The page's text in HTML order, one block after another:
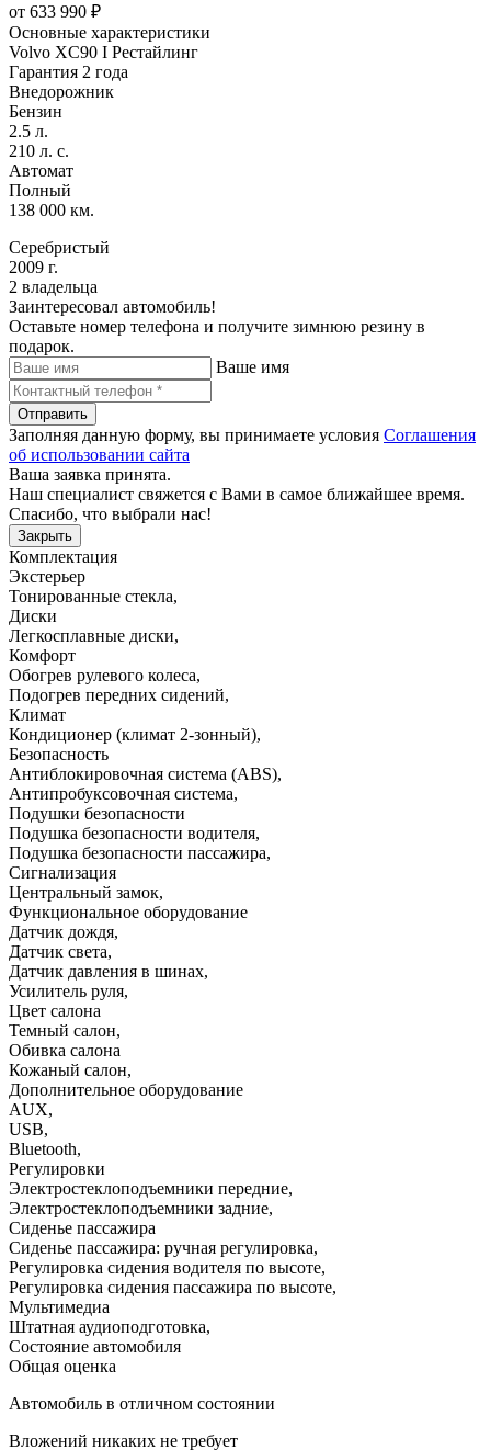
от 633 990 ₽
Основные характеристики
Volvo XC90 I Рестайлинг
Гарантия 2 года
Внедорожник
Бензин
2.5 л.
210 л. с.
Автомат
Полный
138 000 км.
Серебристый
2009 г.
2 владельца
Заинтересовал автомобиль!
Оставьте номер телефона и получите зимнюю резину в
подарок.
Ваше имя
Отправить
Заполняя данную форму, вы принимаете условия Соглашения
об использовании сайта
Ваша заявка принята.
Наш специалист свяжется с Вами в самое ближайшее время.
Спасибо, что выбрали нас!
Закрыть
Комплектация
Экстерьер
Тонированные стекла,
Диски
Легкосплавные диски,
Комфорт
Обогрев рулевого колеса,
Подогрев передних сидений,
Климат
Кондиционер (климат 2-зонный),
Безопасность
Антиблокировочная система (ABS),
Антипробуксовочная система,
Подушки безопасности
Подушка безопасности водителя,
Подушка безопасности пассажира,
Сигнализация
Центральный замок,
Функциональное оборудование
Датчик дождя,
Датчик света,
Датчик давления в шинах,
Усилитель руля,
Цвет салона
Темный салон,
Обивка салона
Кожаный салон,
Дополнительное оборудование
AUX,
USB,
Bluetooth,
Регулировки
Электростеклоподъемники передние,
Электростеклоподъемники задние,
Сиденье пассажира
Сиденье пассажира: ручная регулировка,
Регулировка сидения водителя по высоте,
Регулировка сидения пассажира по высоте,
Мультимедиа
Штатная аудиоподготовка,
Состояние автомобиля
Общая оценка
Автомобиль в отличном состоянии
Вложений никаких не требует